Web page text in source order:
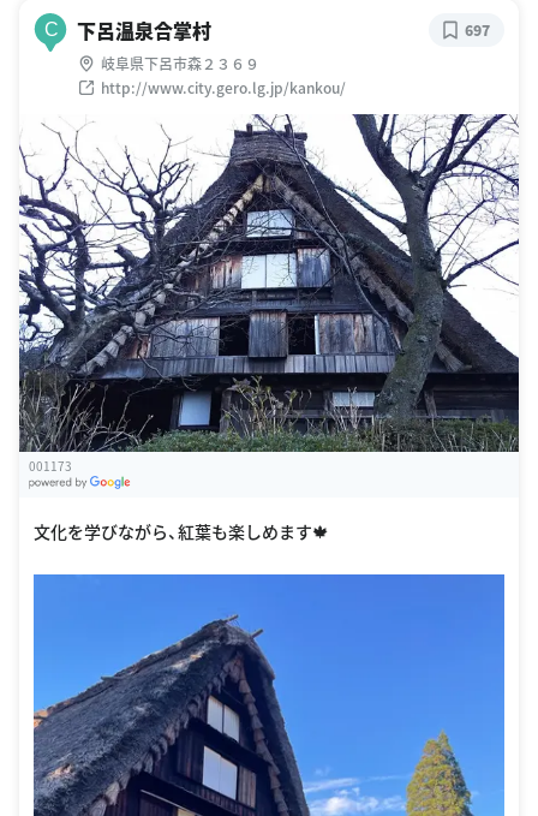
C 下呂温泉合掌村
岐阜県下呂市森２３６９
http://www.city.gero.lg.jp/kankou/
697
001173
文化を学びながら、紅葉も楽しめます🍁